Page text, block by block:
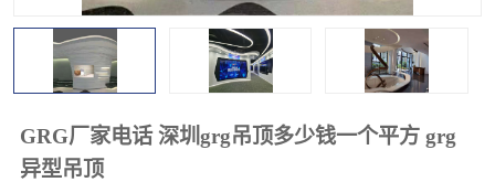
GRG厂家电话 深圳grg吊顶多少钱一个平方 grg
异型吊顶